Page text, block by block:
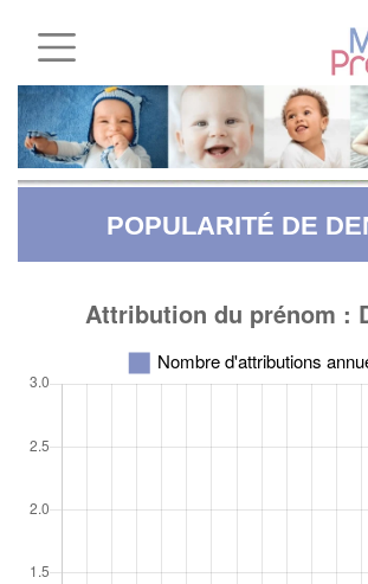
POPULARITÉ DE